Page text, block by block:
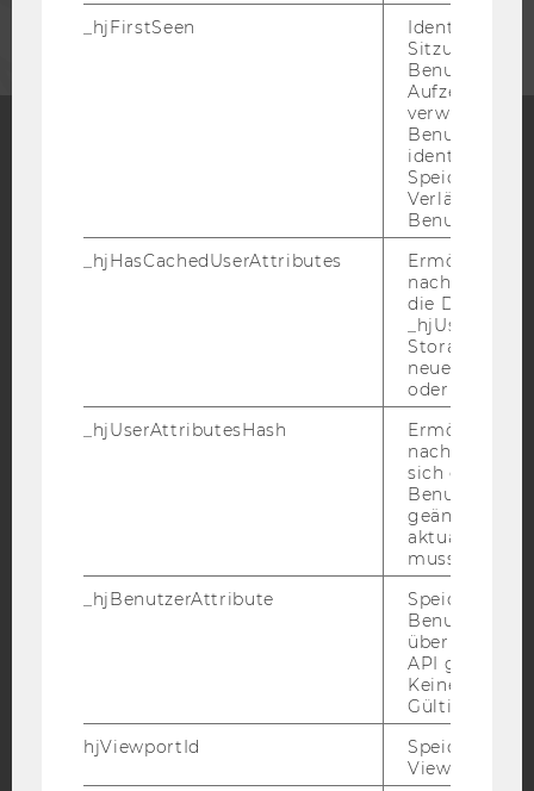
Blog
YouTube Newsletter Bluesky
IMPRESSUM
BARRIEREFREIHEITSERKLÄRUNG WEBSEITE
DATENSCHUTZERKLÄRUNG SOCIAL MEDIA
STUDIENBEWERBER*INNEN UND STUDIERENDE
Barrierefreiheitserklärung
_hjFirstSeen
Identifiziert
Sitzung eines
Benutzers.
verwendet,
identifizieren.
Verlängert
_hjHasCachedUserAttributes
Ermöglicht
die Daten in
Storage auf
neuesten
oder nicht.
_hjUserAttributesHash
Ermöglicht
sich ein
geändert hat
aktualisiert
muss.
_hjBenutzerAttribute
Speichert
über die
API gesendet
Keine
hjViewportId
Speichert
Viewport-